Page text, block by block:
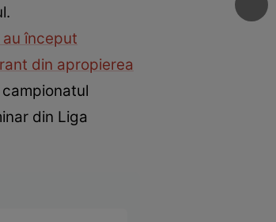
au început
din apropierea
din Liga